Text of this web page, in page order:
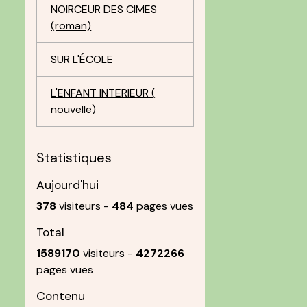
NOIRCEUR DES CIMES
(roman)
SUR L'ÉCOLE
L'ENFANT INTERIEUR (
nouvelle)
Statistiques
Aujourd'hui
378visiteurs - 484 pages vues
Total
1589170 visiteurs - 4272266
pages vues
Contenu